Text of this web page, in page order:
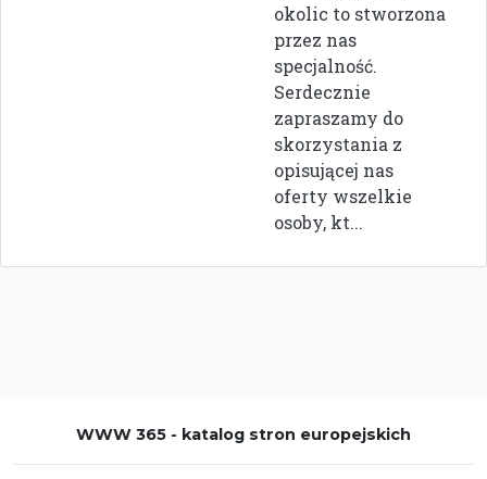
okolic to stworzona
przez nas
specjalność.
Serdecznie
zapraszamy do
skorzystania z
opisującej nas
oferty wszelkie
osoby, kt...
WWW 365 - katalog stron europejskich